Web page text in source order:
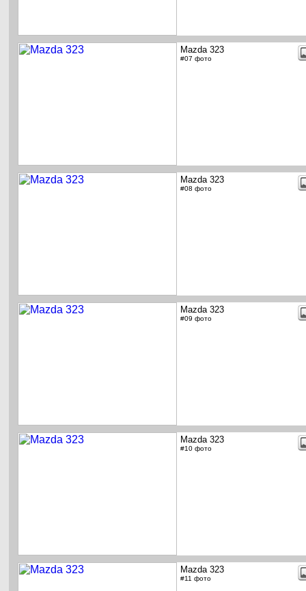
Mazda 323
#07 фото
Mazda 323
#08 фото
Mazda 323
#09 фото
Mazda 323
#10 фото
Mazda 323
#11 фото